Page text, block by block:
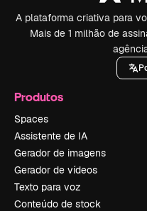
A plataforma criativa para
Mais de 1 milhão de
Produtos
Spaces
Assistente de IA
Gerador de imagens
Gerador de vídeos
Texto para voz
Conteúdo de stock